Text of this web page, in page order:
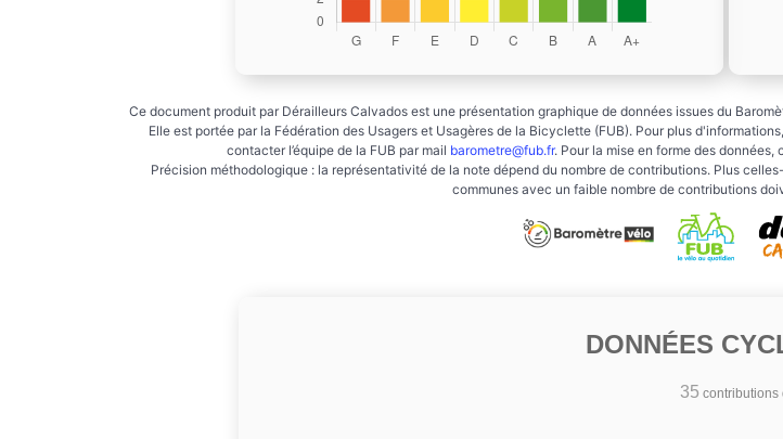
Ce document produit par Dérailleurs Calvados est une présentation graphique de données issues du
Elle est portée par la Fédération des Usagers et Usagères de la Bicyclette (FUB). Pour plus
contacter l’équipe de la FUB par mail barometre@fub.fr. Pour la mise en forme des
Précision méthodologique : la représentativité de la note dépend du nombre de contributions. Plus
communes avec un faible nombre de contributions
DONNÉES
35 contributions